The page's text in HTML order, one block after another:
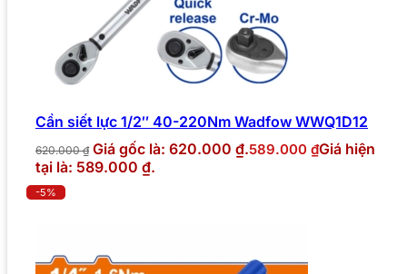
Cần siết lực 1/2″ 40-220Nm Wadfow WWQ1D12
620.000₫ Giá gốc là: 620.000 ₫.589.000 ₫Giá hiện
tại là: 589.000 ₫.
-5%